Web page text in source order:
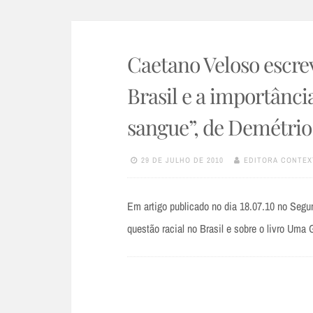
Caetano Veloso
Brasil e a
sangue”, de
29 DE JULHO DE 2010 EDITORA
Em artigo publicado no dia 18.07.10 no
questão racial no Brasil e sobre o livro Uma